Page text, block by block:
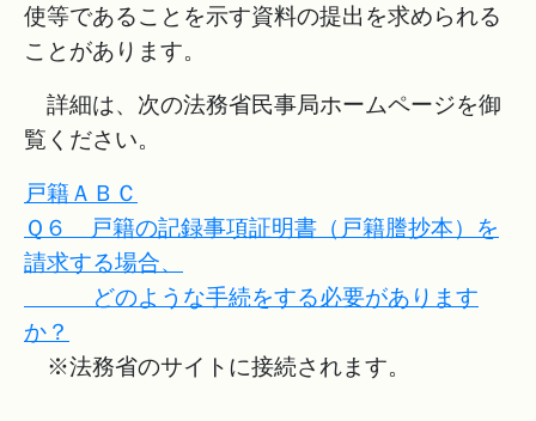
使等であることを示す資料の提出を求められる
ことがあります。
詳細は、次の法務省民事局ホームページを御
覧ください。
戸籍ＡＢＣ
Ｑ６ 戸籍の記録事項証明書（戸籍謄抄本）を
請求する場合、
どのような手続をする必要があります
か？
※法務省のサイトに接続されます。